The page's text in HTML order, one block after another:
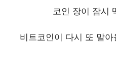
코인 장이 잠시
비트코인이 다시 또 말